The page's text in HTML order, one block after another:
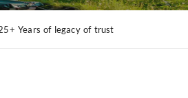
Years of legacy of trust